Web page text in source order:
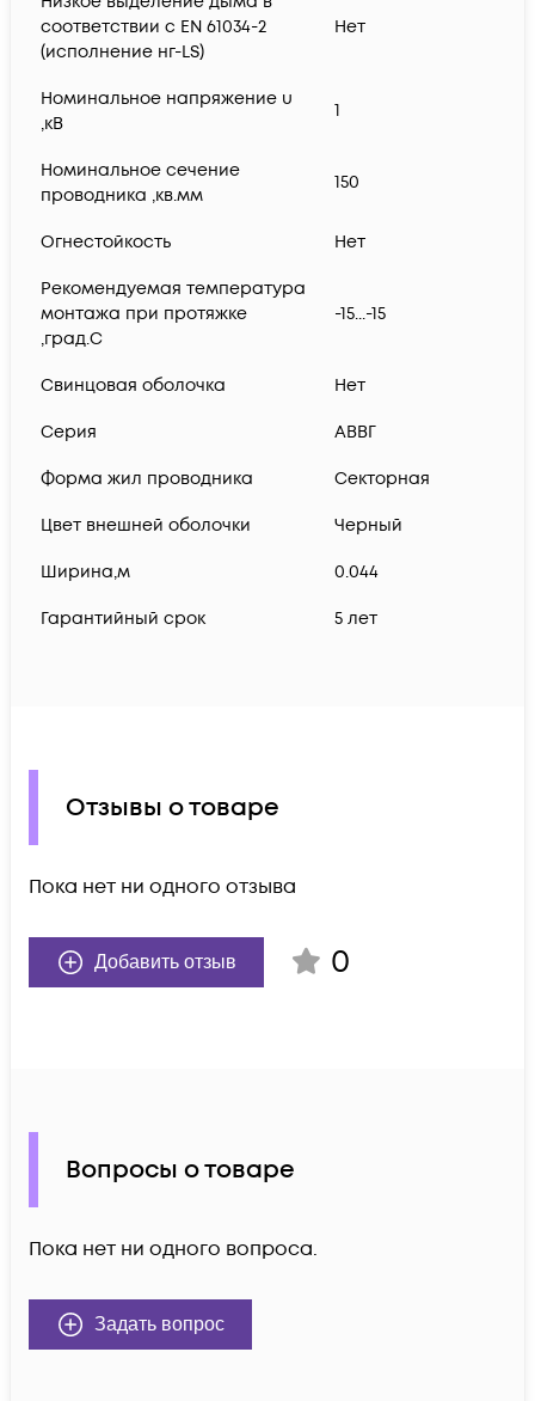
соответствии с EN 61034-2
(исполнение нг-LS)
Нет
Номинальное напряжение u
,кВ
1
Номинальное сечение
проводника ,кв.мм
150
Огнестойкость Нет
Рекомендуемая температура
монтажа при протяжке
,град.C
-15...-15
Свинцовая оболочка Нет
Серия АВВГ
Форма жил проводника Секторная
Цвет внешней оболочки Черный
Ширина,м 0.044
Гарантийный срок 5 лет
Отзывы о товаре
Пока нет ни одного отзыва
Добавить отзыв 0
Вопросы о товаре
Пока нет ни одного вопроса.
Задать вопрос